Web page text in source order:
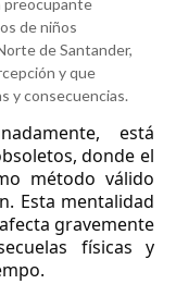
preocupante
de niños
de Santander,
y que
y consecuencias.
está
donde el
método válido
Esta mentalidad
gravemente
físicas y